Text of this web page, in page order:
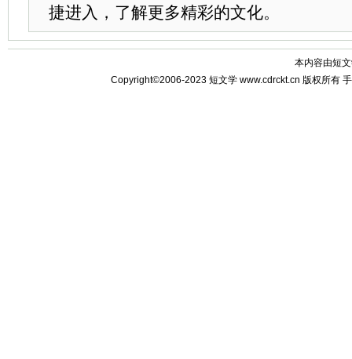
捷进入，了解更多精彩的文化。
本内容由短
Copyright©2006-2023 短文学 www.cdrckt.cn 版权所有